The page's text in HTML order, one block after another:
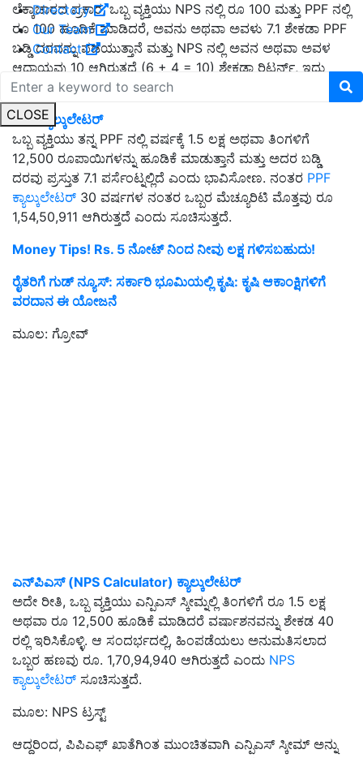
Directory
Our Team
Contact
CLOSE
ಲೆಕ್ಕಾಚಾರದ ಪ್ರಕಾರ, ಒಬ್ಬ ವ್ಯಕ್ತಿಯು NPS ನಲ್ಲಿ ರೂ 100 ಮತ್ತು PPF ನಲ್ಲಿ
ರೂ 100 ಹೂಡಿಕೆ ಮಾಡಿದರೆ, ಅವನು ಅಥವಾ ಅವಳು 7.1 ಶೇಕಡಾ PPF
ಬಡ್ಡಿ ದರವನ್ನು ಪಡೆಯುತ್ತಾನೆ ಮತ್ತು NPS ನಲ್ಲಿ ಅವನ ಅಥವಾ ಅವಳ
ಆದಾಯವು 10 ಆಗಿರುತ್ತದೆ (6 + 4 = 10) ಶೇಕಡಾ ರಿಟರ್ನ್ಸ್, ಇದು
PPF ಗಿಂತ 2.9 ಶೇಕಡಾ ಹೆಚ್ಚು.
PPFಕ್ಯಾಲ್ಕುಲೇಟರ್
ಒಬ್ಬ ವ್ಯಕ್ತಿಯು ತನ್ನ PPF ನಲ್ಲಿ ವರ್ಷಕ್ಕೆ 1.5 ಲಕ್ಷ ಅಥವಾ ತಿಂಗಳಿಗೆ
12,500 ರೂಪಾಯಿಗಳನ್ನು ಹೂಡಿಕೆ ಮಾಡುತ್ತಾನೆ ಮತ್ತು ಅದರ ಬಡ್ಡಿ
ದರವು ಪ್ರಸ್ತುತ 7.1 ಪರ್ಸೆಂಟ್ನಲ್ಲಿದೆ ಎಂದು ಭಾವಿಸೋಣ. ನಂತರ PPF
ಕ್ಯಾಲ್ಕುಲೇಟರ್ 30 ವರ್ಷಗಳ ನಂತರ ಒಬ್ಬರ ಮೆಚ್ಯೂರಿಟಿ ಮೊತ್ತವು ರೂ
1,54,50,911 ಆಗಿರುತ್ತದೆ ಎಂದು ಸೂಚಿಸುತ್ತದೆ.
Money Tips! Rs. 5 ನೋಟ್ ನಿಂದ ನೀವು ಲಕ್ಷ ಗಳಿಸಬಹುದು!
ರೈತರಿಗೆ ಗುಡ್ ನ್ಯೂಸ್: ಸರ್ಕಾರಿ ಭೂಮಿಯಲ್ಲಿ ಕೃಷಿ: ಕೃಷಿ ಆಕಾಂಕ್ಷಿಗಳಿಗೆ
ವರದಾನ ಈ ಯೋಜನೆ
ಮೂಲ: ಗ್ರೋವ್
ಎನ್‌ಪಿಎಸ್‌ (NPS Calculator) ಕ್ಯಾಲ್ಕುಲೇಟರ್
ಅದೇ ರೀತಿ, ಒಬ್ಬ ವ್ಯಕ್ತಿಯು ಎನ್ಪಿಎಸ್ ಸ್ಕೀಮ್ನಲ್ಲಿ ತಿಂಗಳಿಗೆ ರೂ 1.5 ಲಕ್ಷ
ಅಥವಾ ರೂ 12,500 ಹೂಡಿಕೆ ಮಾಡಿದರೆ ವರ್ಷಾಶನವನ್ನು ಶೇಕಡ 40
ರಲ್ಲಿ ಇರಿಸಿಕೊಳ್ಳಿ. ಆ ಸಂದರ್ಭದಲ್ಲಿ, ಹಿಂಪಡೆಯಲು ಅನುಮತಿಸಲಾದ
ಒಬ್ಬರ ಹಣವು ರೂ. 1,70,94,940 ಆಗಿರುತ್ತದೆ ಎಂದು NPS
ಕ್ಯಾಲ್ಕುಲೇಟರ್ ಸೂಚಿಸುತ್ತದೆ.
ಮೂಲ: NPS ಟ್ರಸ್ಟ್
ಆದ್ದರಿಂದ, ಪಿಪಿಎಫ್ ಖಾತೆಗಿಂತ ಮುಂಚಿತವಾಗಿ ಎನ್ಪಿಎಸ್ ಸ್ಕೀಮ್ ಅನ್ನು